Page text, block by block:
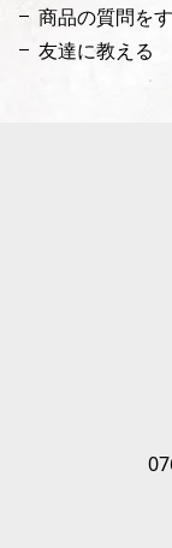
商品の質問を
友達に教える